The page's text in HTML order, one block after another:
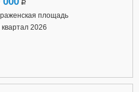
a
площадь
2026